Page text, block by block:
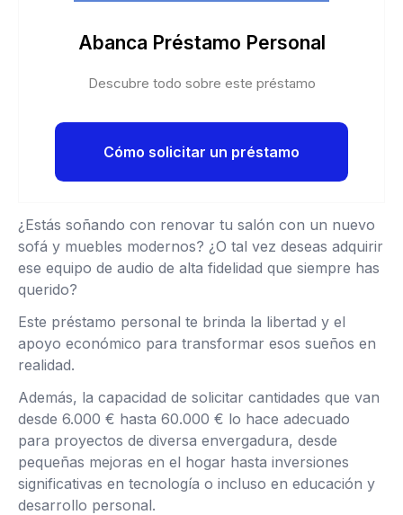
Abanca Préstamo Personal
Descubre todo sobre este préstamo
Cómo solicitar un préstamo
¿Estás soñando con renovar tu salón con un nuevo
sofá y muebles modernos? ¿O tal vez deseas adquirir
ese equipo de audio de alta fidelidad que siempre has
querido?
Este préstamo personal te brinda la libertad y el
apoyo económico para transformar esos sueños en
realidad.
Además, la capacidad de solicitar cantidades que van
desde 6.000 € hasta 60.000 € lo hace adecuado
para proyectos de diversa envergadura, desde
pequeñas mejoras en el hogar hasta inversiones
significativas en tecnología o incluso en educación y
desarrollo personal.